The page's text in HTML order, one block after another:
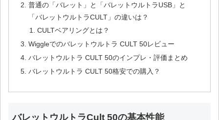
普通の「バレット」と「バレットウルトラUSB」と
「バレットウルトラCULT」の違いは？
CULTベアリングとは？
Wiggleでのバレットウルトラ CULT 50レビュー
バレットウルトラ CULT 50のインプレ・評価まとめ
バレットウルトラ CULT 50格安での購入？
バレットウルトラCult 50の基本性能